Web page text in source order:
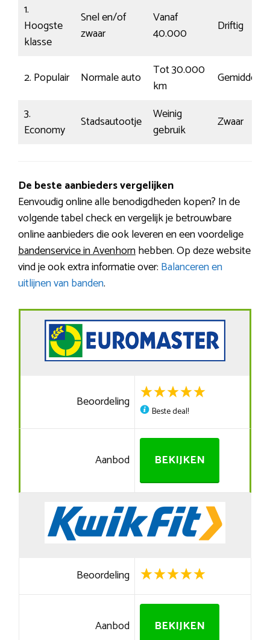
1.
Hoogste
klasse
Snel en/of
zwaar
Vanaf
40.000
Driftig
2. Populair Normale auto
Tot 30.000
km
Gemiddeld
3.
Economy
Stadsautootje
Weinig
gebruik
Zwaar
De beste aanbieders vergelijken
Eenvoudig online alle benodigdheden kopen? In de
volgende tabel check en vergelijk je betrouwbare
online aanbieders die ook leveren en een voordelige
bandenservice in Avenhornhebben. Op deze website
vind je ook extra informatie over: Balanceren en
uitlijnen van banden.
Beoordeling
Beste deal!
Aanbod BEKIJKEN
Beoordeling
Aanbod BEKIJKEN